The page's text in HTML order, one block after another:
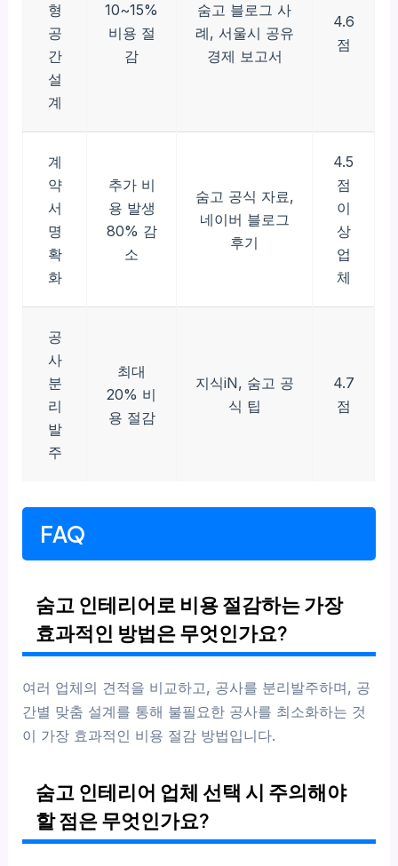
형
공
간
설
계
10~15%
비용 절
감
숨고 블로그 사
례, 서울시 공유
경제 보고서
4.6
점
계
약
서
명
확
화
추가 비
용 발생
80% 감
소
숨고 공식 자료,
네이버 블로그
후기
4.5
점
이
상
업
체
공
사
분
리
발
주
최대
20% 비
용 절감
지식iN, 숨고 공
식 팁
4.7
점
FAQ
숨고 인테리어로 비용 절감하는 가장
효과적인 방법은 무엇인가요?
여러 업체의 견적을 비교하고, 공사를 분리발주하며, 공
간별 맞춤 설계를 통해 불필요한 공사를 최소화하는 것
이 가장 효과적인 비용 절감 방법입니다.
숨고 인테리어 업체 선택 시 주의해야
할 점은 무엇인가요?